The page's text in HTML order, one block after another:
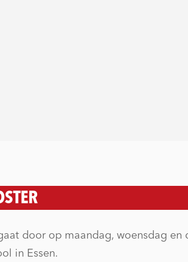
door op maandag, woensdag
in Essen.